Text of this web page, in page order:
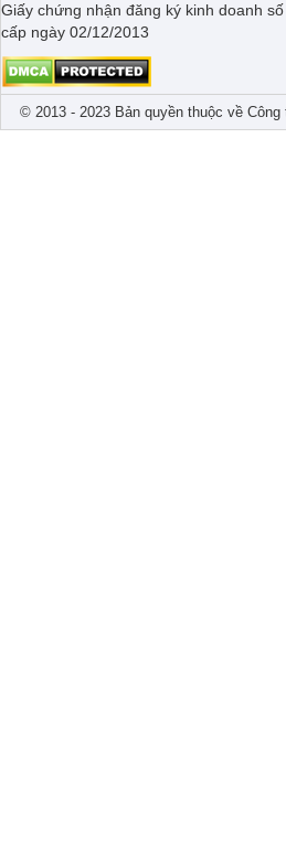
Giấy chứng nhận đăng ký kinh doanh số
cấp ngày 02/12/2013
© 2013 - 2023 Bản quyền thuộc về